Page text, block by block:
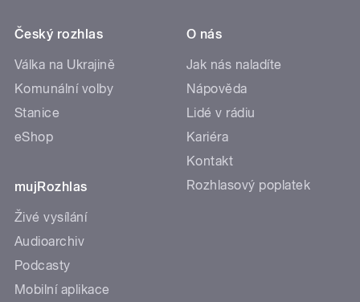
Český rozhlas
Válka na Ukrajině
Komunální volby
Stanice
eShop
mujRozhlas
Živé vysílání
Audioarchiv
Podcasty
Mobilní aplikace
O nás
Jak nás naladíte
Nápověda
Lidé v rádiu
Kariéra
Kontakt
Rozhlasový poplatek